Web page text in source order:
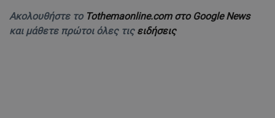
Ακολουθήστε το Tothemaonline.com στο Google News
και μάθετε πρώτοι όλες τις ειδήσεις